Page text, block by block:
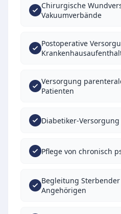
Chirurgische
Vakuumverbände
Postoperative
Versorgung
Patienten
Diabetiker-Versorgung
Pflege von chronisch
Begleitung
Angehörigen